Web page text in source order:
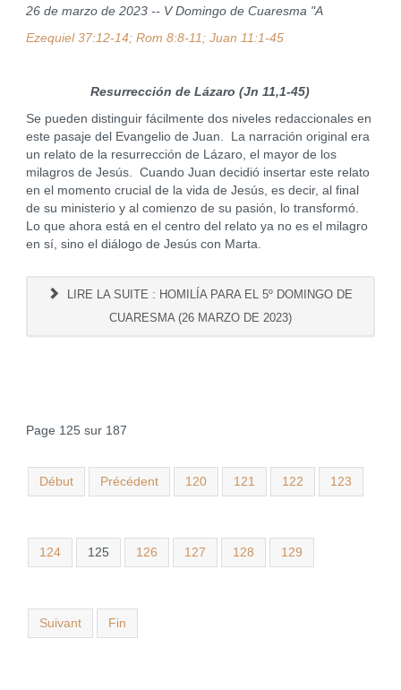
26 de marzo de 2023 -- V Domingo de Cuaresma "A
Ezequiel 37:12-14; Rom 8:8-11; Juan 11:1-45
Resurrección de Lázaro (Jn 11,1-45)
Se pueden distinguir fácilmente dos niveles redaccionales en
este pasaje del Evangelio de Juan. La narración original era
un relato de la resurrección de Lázaro, el mayor de los
milagros de Jesús. Cuando Juan decidió insertar este relato
en el momento crucial de la vida de Jesús, es decir, al final
de su ministerio y al comienzo de su pasión, lo transformó.
Lo que ahora está en el centro del relato ya no es el milagro
en sí, sino el diálogo de Jesús con Marta.
LIRE LA SUITE : HOMILÍA PARA EL 5º DOMINGO DE
CUARESMA (26 MARZO DE 2023)
Page 125 sur 187
Début Précédent 120 121 122 123
124 125 126 127 128 129
Suivant Fin